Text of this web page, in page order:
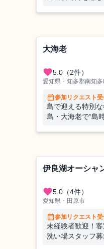
大海老
favorite5.0 （2件）
愛知県・知多郡南知
calendar_month参加リクエスト受
島で迎える特別
島・大海老で“島
伊良湖オーシャ
favorite5.0 （4件）
愛知県・田原市
calendar_month参加リクエスト受
未経験者歓迎！
洗い場スタッフ